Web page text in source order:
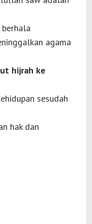
agama
hijrah ke
sesudah
hak dan